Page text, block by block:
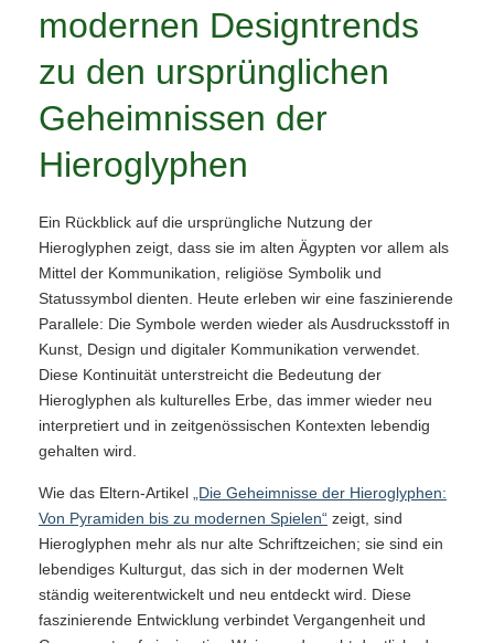
modernen Designtrends
zu den ursprünglichen
Geheimnissen der
Hieroglyphen
Ein Rückblick auf die ursprüngliche Nutzung der
Hieroglyphen zeigt, dass sie im alten Ägypten vor allem als
Mittel der Kommunikation, religiöse Symbolik und
Statussymbol dienten. Heute erleben wir eine faszinierende
Parallele: Die Symbole werden wieder als Ausdrucksstoff in
Kunst, Design und digitaler Kommunikation verwendet.
Diese Kontinuität unterstreicht die Bedeutung der
Hieroglyphen als kulturelles Erbe, das immer wieder neu
interpretiert und in zeitgenössischen Kontexten lebendig
gehalten wird.
Wie das Eltern-Artikel
„Die Geheimnisse der Hieroglyphen:
Von Pyramiden bis zu modernen Spielen“ zeigt, sind
Hieroglyphen mehr als nur alte Schriftzeichen; sie sind ein
lebendiges Kulturgut, das sich in der modernen Welt
ständig weiterentwickelt und neu entdeckt wird. Diese
faszinierende Entwicklung verbindet Vergangenheit und